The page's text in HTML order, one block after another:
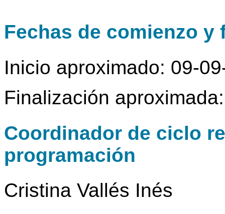
Fechas de comienzo y
Inicio aproximado: 09-
Finalización
Coordinador de ciclo
programación
Cristina Vallés Inés